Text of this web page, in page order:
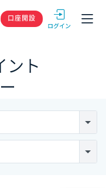
GMOクリック
口座開設
ント